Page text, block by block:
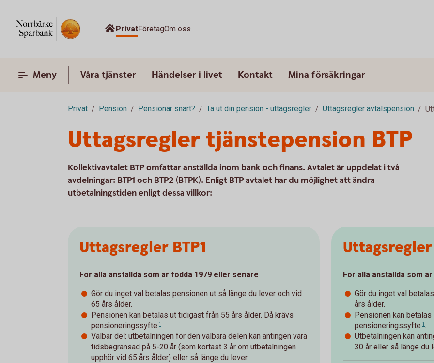
PrivatFöretagOm oss
Meny Våra tjänster Händelser i livet Kontakt Mina försäkringar
Privat Pension Pensionär snart? Ta ut din pension - uttagsregler Uttagsregler avtalspension
Uttagsregler tjänstepension BTP
Kollektivavtalet BTP omfattar anställda inom bank och finans. Avtalet är uppdelat i två
avdelningar: BTP1 och BTP2 (BTPK). Enligt BTP avtalet har du möjlighet att ändra
utbetalningstiden enligt dessa villkor:
Uttagsregler BTP1
För alla anställda som är födda 1979 eller senare
Gör du inget val betalas pensionen ut så länge du lever och vid
65 års ålder.
Pensionen kan betalas ut tidigast från 55 års ålder. Då krävs
pensioneringssyfte 1.
Valbar del: utbetalningen för den valbara delen kan antingen vara
tidsbegränsad på 5-20 år (som kortast 3 år om utbetalningen
upphör vid 65 års ålder) eller så länge du lever.
Uttagsregler
För alla anställda som
Gör du inget val
års ålder.
Pensionen kan
pensioneringssyfte 1.
Utbetalningen kan
30 år eller så länge du